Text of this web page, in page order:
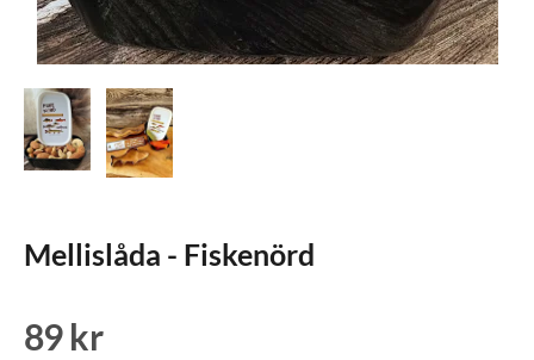
Mellislåda - Fiskenörd
89 kr